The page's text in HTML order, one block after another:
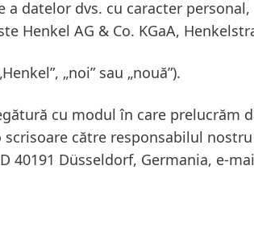
a datelor dvs. cu caracter
Henkel AG & Co. KGaA,
„noi” sau „nouă”).
cu modul în care prelucrăm
către responsabilul
40191 Düsseldorf, Germania, e-